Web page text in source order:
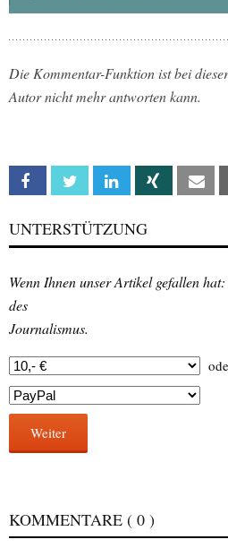
Die Kommentar-Funktion ist bei
Autor nicht mehr antworten kann.
Facebook Twitter Linkedin Xing
UNTERSTÜTZUNG
Wenn Ihnen unser Artikel gefallen
des
Journalismus.
Weiter
KOMMENTARE ( 0 )